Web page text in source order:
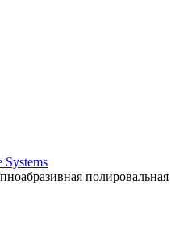
Systems
полировальная